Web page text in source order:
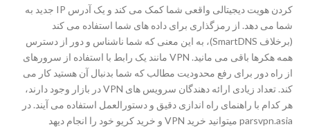
کردن هویت دیجیتالی واقعی شما کمک می کند و یک آدرس IP جدید به
شما می دهد. از رمزگذاری برای داده های شما استفاده می کند
(برخلاف SmartDNS)، به این معنی که شما ناشناس و دور از دسترس
همه هکرها باقی می مانید. VPN مانند یک رابط با استفاده از سرورهای
از راه دور برای رفع محدودیت مطالب که شما بدنبال آن هستید کار می
کند. تعداد زیادی ارائه دهندگان سرویس های VPN در بازار وجود دارند،
هر کدام با راهنمای راه اندازی دقیق و دستورالعمل استفاده می آیند. در
parsvpn.asia میتوانید خرید VPN و خرید کریو خود را انجام دیهد